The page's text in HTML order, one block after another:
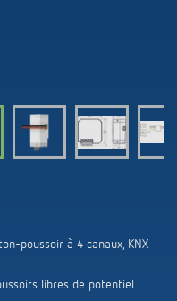
et de mouvement
fiables des LED
capteurs de CO2
poussoir à 4 canaux, KNX
libres de potentiel